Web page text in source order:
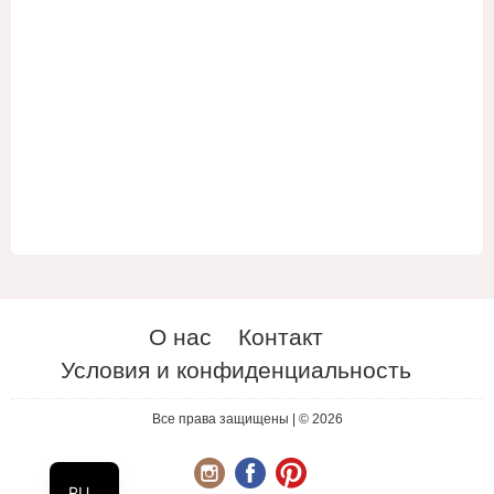
О нас
Контакт
Условия и конфиденциальность
Все права защищены | © 2026
ES